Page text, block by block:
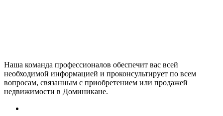
Наша команда профессионалов обеспечит вас всей
необходимой информацией и проконсультирует по всем
вопросам, связанным с приобретением или продажей
недвижимости в Доминикане.